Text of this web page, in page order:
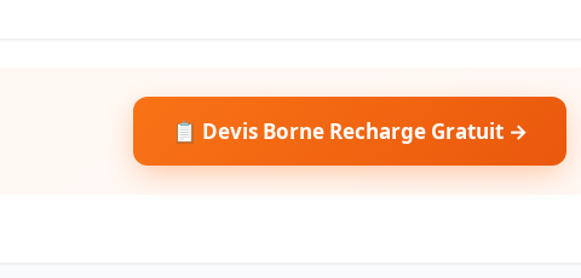
📋 Devis Borne Recharge Gratuit →